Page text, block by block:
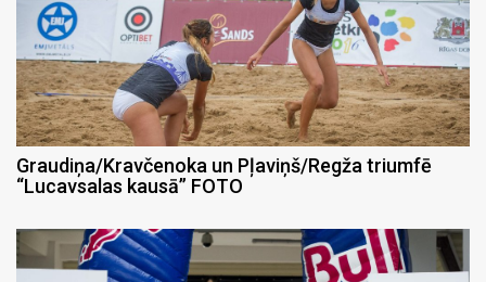
Graudiņa/Kravčenoka un Pļaviņš/Regža triumfē
“Lucavsalas kausā” FOTO